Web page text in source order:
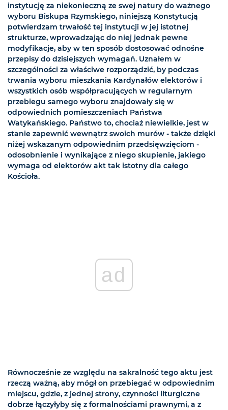
instytucję za niekonieczną ze swej natury do ważnego
wyboru Biskupa Rzymskiego, niniejszą Konstytucją
potwierdzam trwałość tej instytucji w jej istotnej
strukturze, wprowadzając do niej jednak pewne
modyfikacje, aby w ten sposób dostosować odnośne
przepisy do dzisiejszych wymagań. Uznałem w
szczególności za właściwe rozporządzić, by podczas
trwania wyboru mieszkania Kardynałów elektorów i
wszystkich osób współpracujących w regularnym
przebiegu samego wyboru znajdowały się w
odpowiednich pomieszczeniach Państwa
Watykańskiego. Państwo to, chociaż niewielkie, jest w
stanie zapewnić wewnątrz swoich murów - także dzięki
niżej wskazanym odpowiednim przedsięwzięciom -
odosobnienie i wynikające z niego skupienie, jakiego
wymaga od elektorów akt tak istotny dla całego
Kościoła.
ad
Równocześnie ze względu na sakralność tego aktu jest
rzeczą ważną, aby mógł on przebiegać w odpowiednim
miejscu, gdzie, z jednej strony, czynności liturgiczne
dobrze łączyłyby się z formalnościami prawnymi, a z